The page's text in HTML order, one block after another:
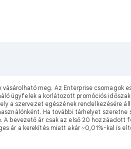
meg. Az Enterprise
ügyfelek a korlátozott promóciós
szervezet egészének rendelkezésére
Ha további tárhelyet
bevezető ár csak az első 20
ár a kerekítés miatt akár ~0,01%-kal is